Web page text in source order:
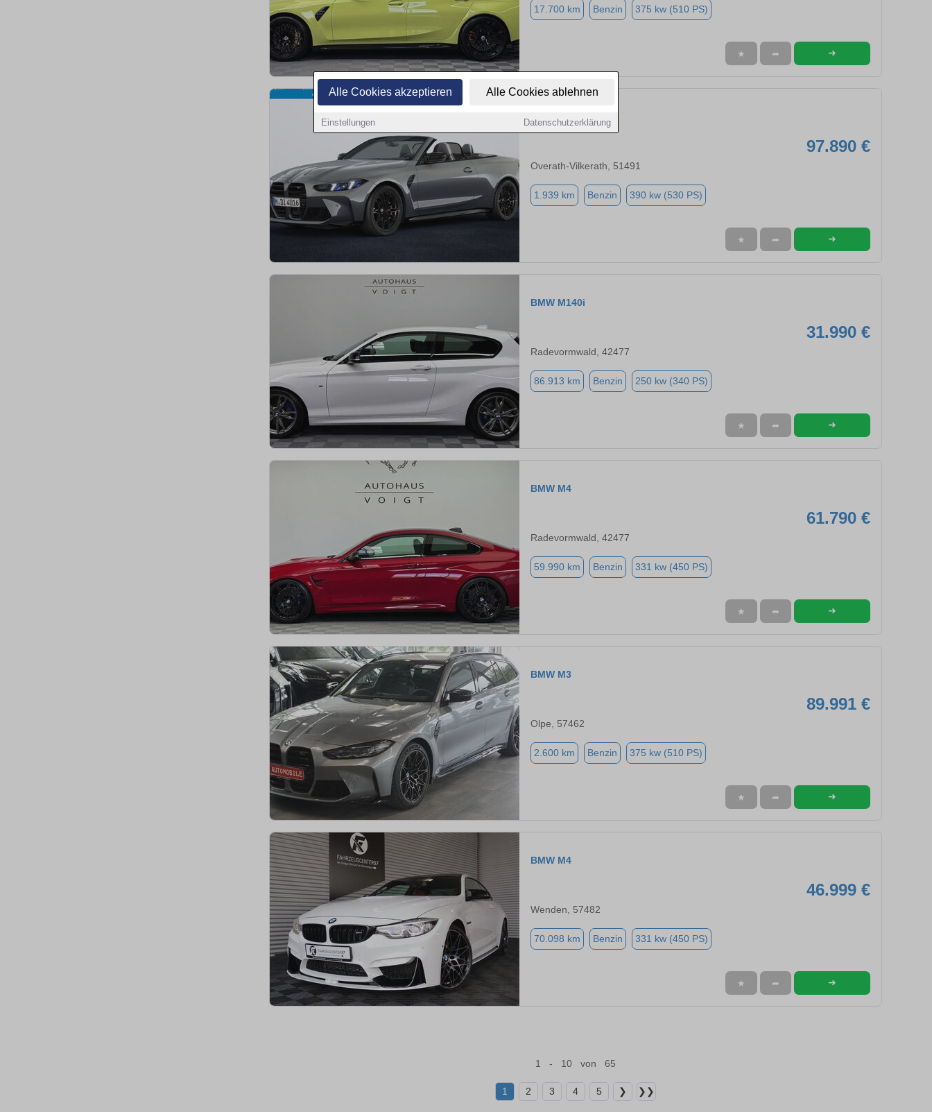
Alle Cookies akzeptieren Alle Cookies ablehnen
Einstellungen Datenschutzerklärung
17.700 km Benzin 375 kw (510 PS)
★ ➦ ➜
BMW M4
97.890 €
Overath-Vilkerath, 51491
1.939 km Benzin 390 kw (530 PS)
★ ➦ ➜
BMW M140i
31.990 €
Radevormwald, 42477
86.913 km Benzin 250 kw (340 PS)
★ ➦ ➜
BMW M4
61.790 €
Radevormwald, 42477
59.990 km Benzin 331 kw (450 PS)
★ ➦ ➜
BMW M3
89.991 €
Olpe, 57462
2.600 km Benzin 375 kw (510 PS)
★ ➦ ➜
BMW M4
46.999 €
Wenden, 57482
70.098 km Benzin 331 kw (450 PS)
★ ➦ ➜
1 - 10 von 65
1 2 3 4 5 ❯ ❯❯